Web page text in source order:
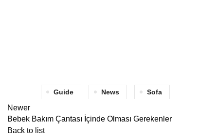
Guide News Sofa
Newer
Bebek Bakım Çantası İçinde Olması Gerekenler
Back to list